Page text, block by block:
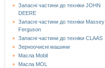
Запасні частини до техніки JOHN
DEERE
Запасні частини до техніки Massey
Ferguson
Запасні частини до техніки СLAAS
Зерноочисні машини
Масла Mobil
Масла MOL